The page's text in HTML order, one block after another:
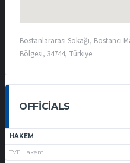
Bostanlararası Sokağı, Bostancı
Bölgesi, 34744, Türkiye
OFFICIALS
HAKEM
TVF Hakemi